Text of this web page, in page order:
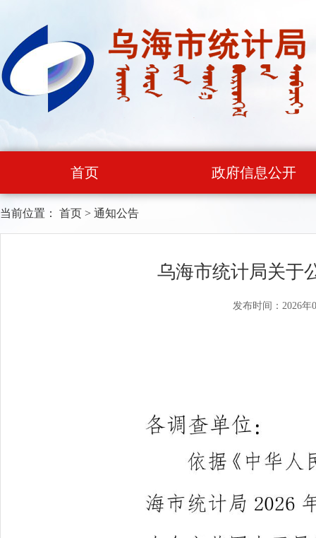
首页 政府信息公开
当前位置： 首页 > 通知公告
乌海市统计局关于
发布时间：2026年